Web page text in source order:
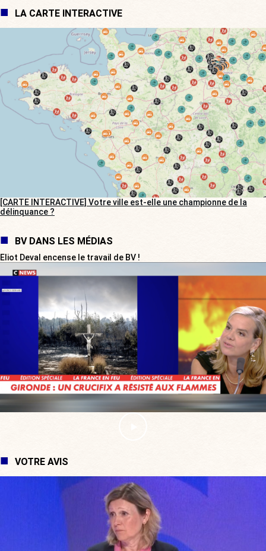
LA CARTE INTERACTIVE
[CARTE INTERACTIVE] Votre ville est-elle une championne de la
délinquance ?
BV DANS LES MÉDIAS
Eliot Deval encense le travail de BV !
VOTRE AVIS